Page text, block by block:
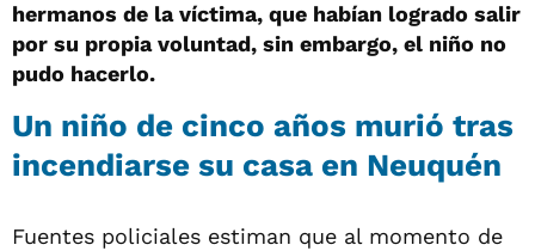
hermanos de la víctima, que habían logrado salir
por su propia voluntad, sin embargo, el niño no
pudo hacerlo.
Un niño de cinco años murió tras
incendiarse su casa en Neuquén
Fuentes policiales estiman que al momento de